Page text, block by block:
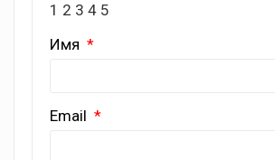
1 2 3 4 5
Имя
Email